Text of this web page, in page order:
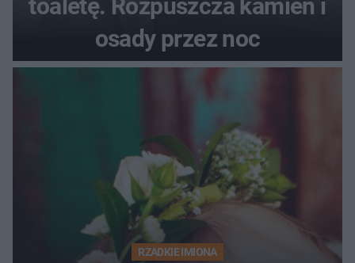
toaletę. Rozpuszcza kamień i
osady przez noc
RZADKIE IMIONA